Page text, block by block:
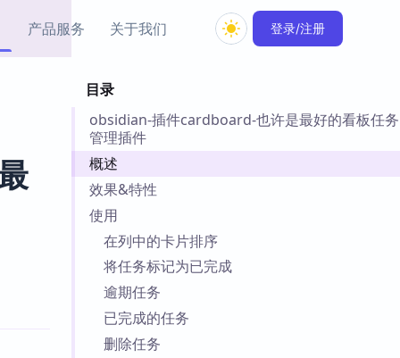
产品服务
思维导图插件
Obsidian 教程
Zotero 教程
关于我们 登录/注册
目录
obsidian-插件cardboard-也许是最好的看板任务
管理插件
概述
效果&特性
使用
在列中的卡片排序
将任务标记为已完成
逾期任务
已完成的任务
删除任务